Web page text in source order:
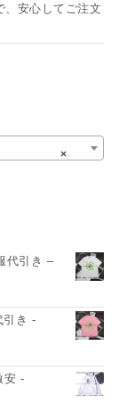
安心してご注文
×
代引き –
引き -
安 -